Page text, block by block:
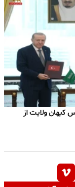
کیهان ولایت از